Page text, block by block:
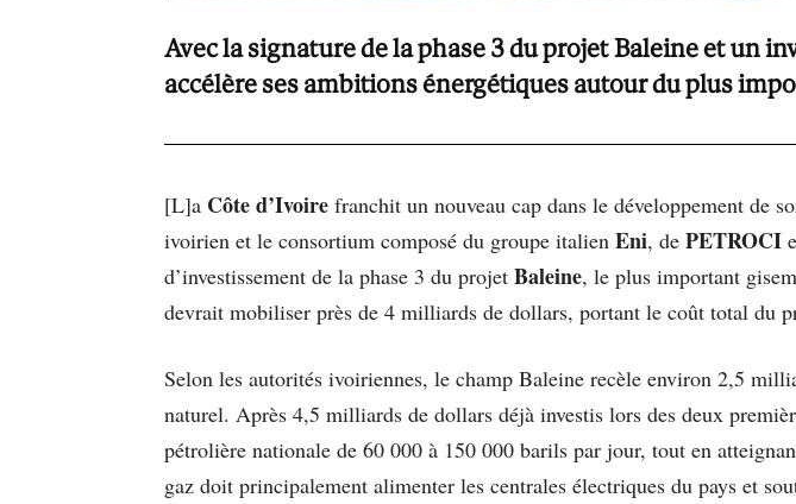
Avec la signature de la phase 3 du projet Baleine et un
accélère ses ambitions énergétiques autour du plus
[L]a Côte d’Ivoire franchit un nouveau cap dans le développement de
ivoirien et le consortium composé du groupe italien Eni, de PETROCI
d’investissement de la phase 3 du projet Baleine, le plus important
devrait mobiliser près de 4 milliards de dollars, portant le coût total du
Selon les autorités ivoiriennes, le champ Baleine recèle environ 2,5
naturel. Après 4,5 milliards de dollars déjà investis lors des deux
pétrolière nationale de 60 000 à 150 000 barils par jour, tout en
gaz doit principalement alimenter les centrales électriques du pays et